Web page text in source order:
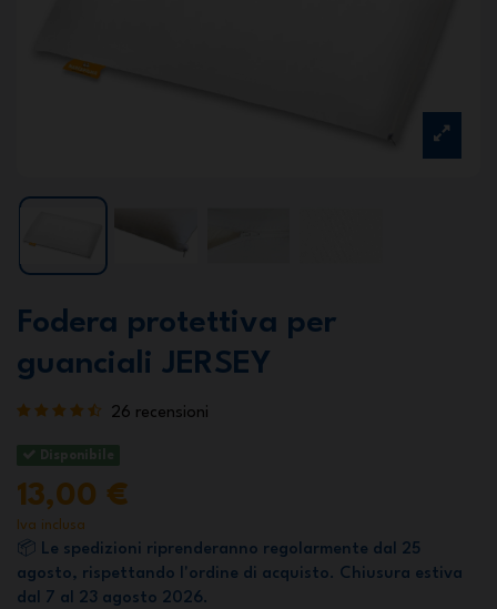
Fodera protettiva per
guanciali JERSEY
26 recensioni
13,00 €
Iva inclusa
📦 Le spedizioni riprenderanno regolarmente dal 25
agosto, rispettando l'ordine di acquisto. Chiusura estiva
dal 7 al 23 agosto 2026.